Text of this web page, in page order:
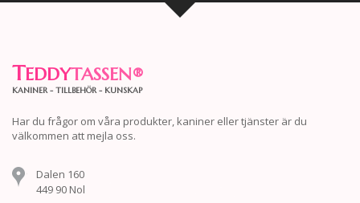
TEDDYTASSEN®
KANINER - TILLBEHÖR - KUNSKAP
Har du frågor om våra produkter, kaniner eller tjänster är du
välkommen att mejla oss.
Dalen 160
449 90 Nol